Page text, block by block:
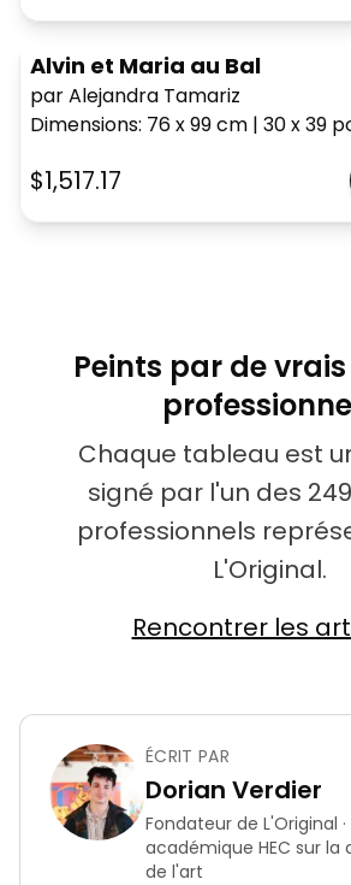
Alvin et Maria au Bal
par Alejandra Tamariz
Dimensions: 76 x 99cm | 30 x 39
$1,517.17
Peints par de
Chaque tableau est
signé par l'un des
professionnels
L'Original.
Rencontrer les
ÉCRIT PAR
Dorian Verdier
Fondateur de L'Original
académique HEC sur
de l'art